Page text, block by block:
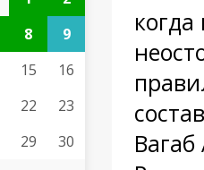
8
9
15
16
22
23
29
30